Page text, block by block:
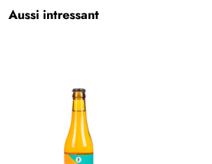
Santé !! Nous espérons que vous
Aussi intressant